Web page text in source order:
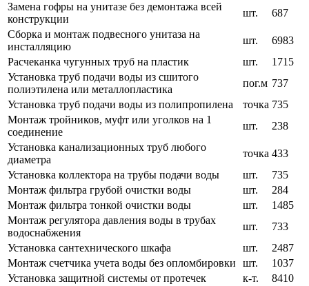
Замена гофры на унитазе без демонтажа всей
конструкции
шт.
687
Сборка и монтаж подвесного унитаза на
инсталляцию
шт.
6983
Расчеканка чугунных труб на пластик
шт.
1715
Установка труб подачи воды из сшитого
полиэтилена или металлопластика
пог.м 737
Установка труб подачи воды из полипропилена
точка 735
Монтаж тройников, муфт или уголков на 1
соединение
шт.
238
Установка канализационных труб любого
диаметра
точка 433
Установка коллектора на трубы подачи воды
шт.
735
Монтаж фильтра грубой очистки воды
шт.
284
Монтаж фильтра тонкой очистки воды
шт.
1485
Монтаж регулятора давления воды в трубах
водоснабжения
шт.
733
Установка сантехнического шкафа
шт.
2487
Монтаж счетчика учета воды без опломбировки
шт.
1037
Установка защитной системы от протечек
к-т.
8410